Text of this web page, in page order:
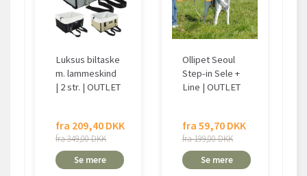
Luksus biltaske
m. lammeskind
| 2 str. | OUTLET
fra 209,40 DKK
fra 349,00 DKK
Se mere
Ollipet Seoul
Step-in Sele +
Line | OUTLET
fra 59,70 DKK
fra 199,00 DKK
Se mere